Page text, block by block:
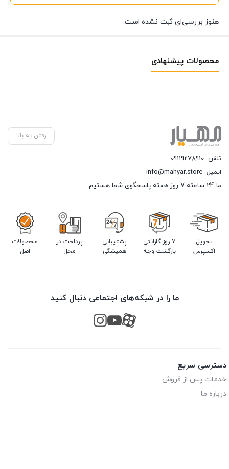
هنوز بررسی‌ای ثبت نشده است.
محصولات پیشنهادی
رفتن به بالا
تلفن 09119278910
ایمیل info@mahyar.store
ما 24 ساعته 7 روز هفته پاسخگوی شما هستیم.
تحویل
اکسپرس
7 روز گارانتی
بازگشت وجه
پشتیبانی
همیشگی
پرداخت در
محل
محصولات
اصل
ما را در شبکه‌های اجتماعی دنبال کنید
دسترسی سریع
خدمات پس از فروش
درباره ما